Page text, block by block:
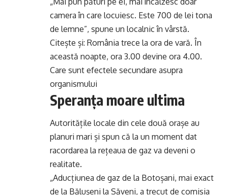
camera în care locuiesc. Este 700 de lei tona
de lemne”, spune un localnic în vârstă.
Citește și: România trece la ora de vară. În
această noapte, ora 3.00 devine ora 4.00.
Care sunt efectele secundare asupra
organismului
Speranța moare ultima
Autoritățile locale din cele două orașe au
planuri mari și spun că la un moment dat
racordarea la rețeaua de gaz va deveni o
realitate.
„Aducțiunea de gaz de la Botoșani, mai exact
de la Bălușeni la Săveni, a trecut de comisia